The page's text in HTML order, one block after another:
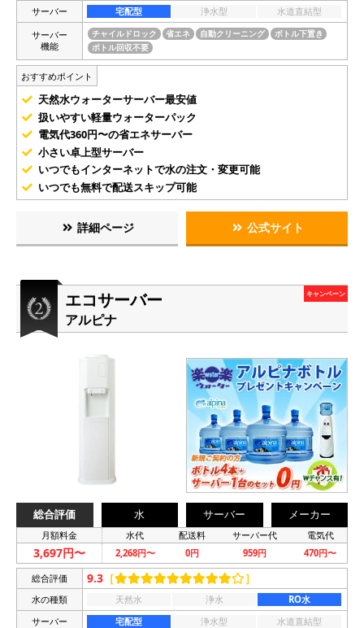
サーバー
宅配型 浄水型
水道直結型
サーバー
機能
チャイルドロック 省エネ 自動クリーニング
ボトル下置き
ボトル回収不要
おすすめポイント
天然水ウォーターサーバー最安値
扱いやすい軽量ウォーターパック
電気代360円〜の省エネサーバー
小さい卓上型サーバー
いつでもインターネットで水の注文・変更可能
いつでも無料で配送スキップ可能
詳細ページ 公式サイト
エコサーバー
アルピナ
キャンペーン
総合評価 水 サーバー メーカー
月額料金 水代 配送料 サーバー代 電気代
3,697円〜 2,268円〜 0円 959円 470円〜
総合評価 9.3 ［ ］
水の種類 天然水 浄水
RO水
サーバー
宅配型 浄水型
水道直結型